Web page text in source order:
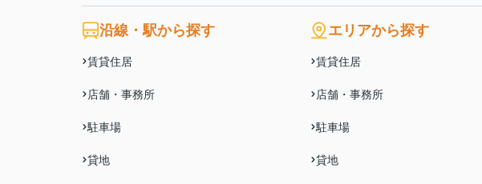
沿線・駅から探す
賃貸住居
店舗・事務所
駐車場
貸地
エリアから探す
賃貸住居
店舗・事務所
駐車場
貸地